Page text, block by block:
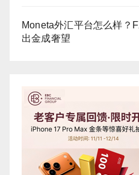
Moneta外汇平台怎么样？
出金成奢望